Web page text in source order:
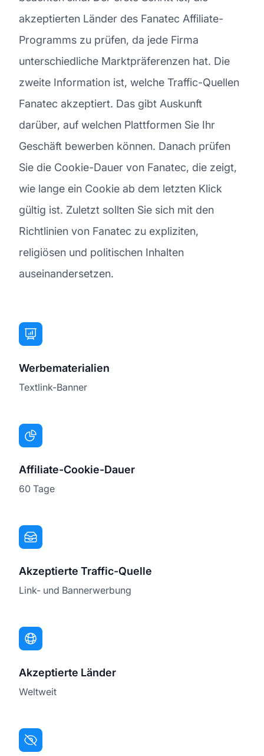
akzeptierten Länder des Fanatec Affiliate-
Programms zu prüfen, da jede Firma
unterschiedliche Marktpräferenzen hat. Die
zweite Information ist, welche Traffic-Quellen
Fanatec akzeptiert. Das gibt Auskunft
darüber, auf welchen Plattformen Sie Ihr
Geschäft bewerben können. Danach prüfen
Sie die Cookie-Dauer von Fanatec, die zeigt,
wie lange ein Cookie ab dem letzten Klick
gültig ist. Zuletzt sollten Sie sich mit den
Richtlinien von Fanatec zu expliziten,
religiösen und politischen Inhalten
auseinandersetzen.
Werbematerialien
Textlink-Banner
Affiliate-Cookie-Dauer
60 Tage
Akzeptierte Traffic-Quelle
Link- und Bannerwerbung
Akzeptierte Länder
Weltweit